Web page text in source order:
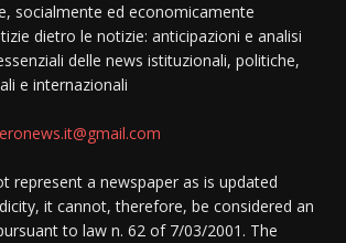
socialmente ed economicamente
dietro le notizie: anticipazioni e analisi
delle news istituzionali, politiche,
e internazionali
represent a newspaper as is updated
it cannot, therefore, be considered an
to law n. 62 of 7/03/2001. The